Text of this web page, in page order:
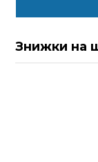
Знижки на